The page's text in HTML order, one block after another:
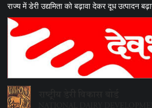
राज्य में डेरी उद्यमिता को बढ़ावा देकर दूध उत्पादन